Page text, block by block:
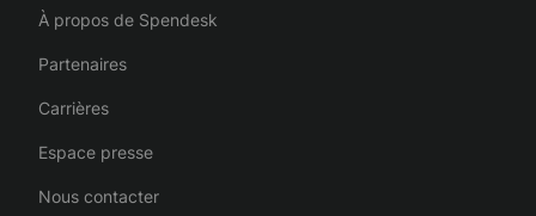
À propos de Spendesk
Partenaires
Carrières
Espace presse
Nous contacter